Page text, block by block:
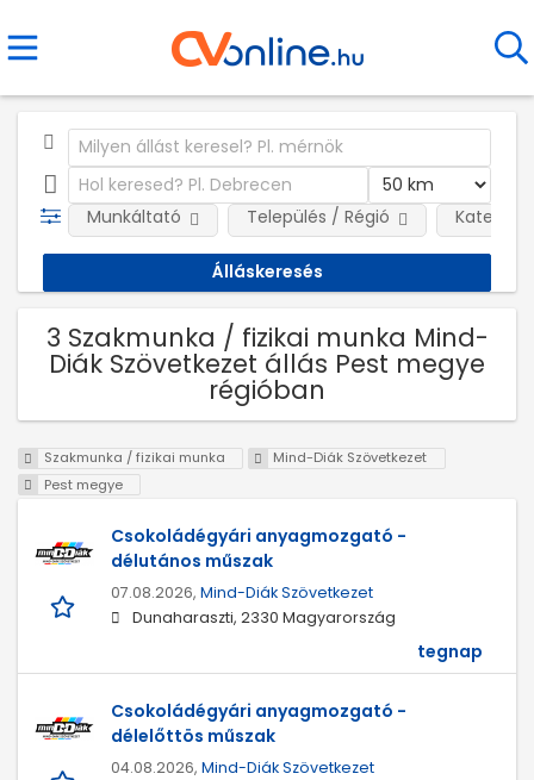
Munkáltató Település / Régió
3 Szakmunka / fizikai munka Mind-
Diák Szövetkezet állás Pest megye
régióban
Szakmunka / fizikai munka
Mind-Diák Szövetkezet
Pest megye
Csokoládégyári anyagmozgató -
délutános műszak
07.08.2026, Mind-Diák Szövetkezet
Dunaharaszti, 2330 Magyarország
tegnap
Csokoládégyári anyagmozgató -
délelőttös műszak
04.08.2026, Mind-Diák Szövetkezet